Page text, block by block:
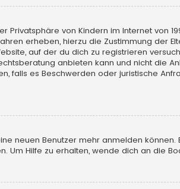
Privatsphäre von Kindern im Internet von
erheben, hierzu die Zustimmung der
auf der du dich zu registrieren
anbieten kann und nicht die
falls es Beschwerden oder juristische
neuen Benutzer mehr anmelden können.
Um Hilfe zu erhalten, wende dich an die